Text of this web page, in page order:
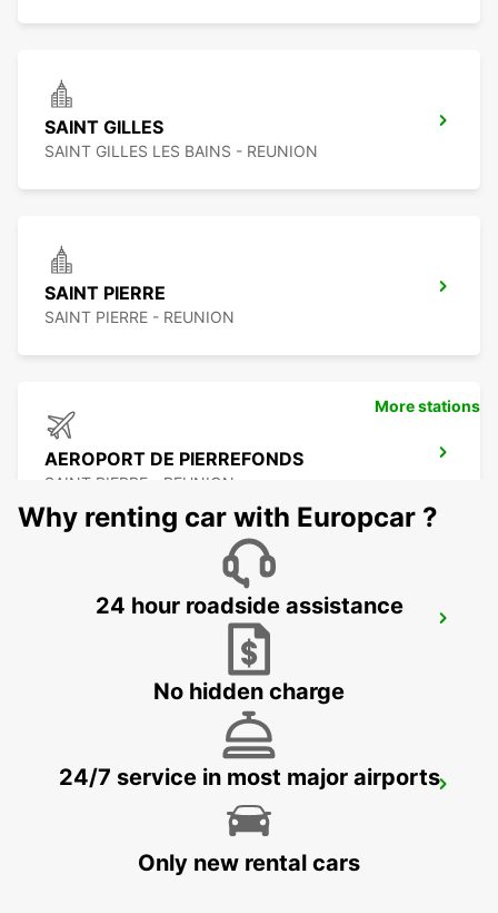
SAINT GILLES
SAINT GILLES LES BAINS - REUNION
SAINT PIERRE
SAINT PIERRE - REUNION
AEROPORT DE PIERREFONDS
SAINT PIERRE - REUNION
PLAINE LAUZUN - MAURITIUS
PLAISANCE AIRPORT
PLAINE MAGNIEN - MAURITIUS
More stations
Why renting car with Europcar ?
24 hour roadside assistance
No hidden charge
24/7 service in most major airports
Only new rental cars